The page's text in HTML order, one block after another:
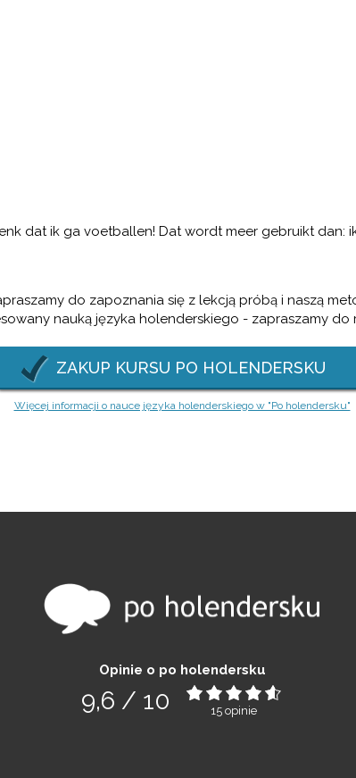
dat ik ga voetballen! Dat wordt meer gebruikt dan:
do zapoznania się z lekcją próbą i naszą
nauką języka holenderskiego - zapraszamy do
ZAKUP KURSU PO HOLENDERSKU
Więcej informacji o nauce języka holenderskiego w "Po holendersku"
Opinie o po holendersku
9,6 / 10 15 opinie